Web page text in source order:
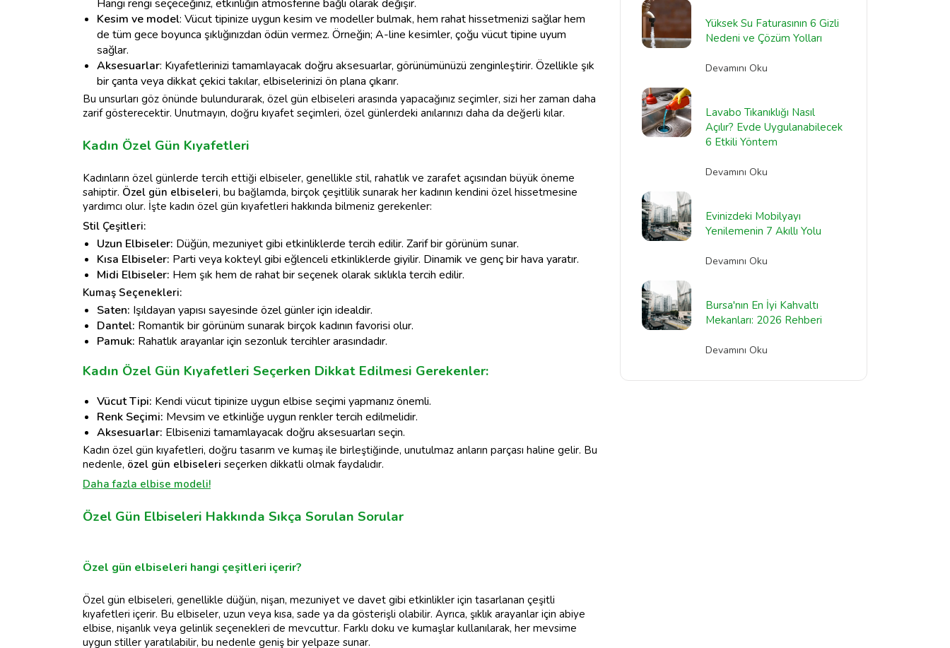
Hangi rengi seçeceğiniz, etkinliğin atmosferine bağlı olarak değişir.
Kesim ve model: Vücut tipinize uygun kesim ve modeller bulmak, hem rahat hissetmenizi sağlar hem
de tüm gece boyunca şıklığınızdan ödün vermez. Örneğin; A-line kesimler, çoğu vücut tipine uyum
sağlar.
Aksesuarlar: Kıyafetlerinizi tamamlayacak doğru aksesuarlar, görünümünüzü zenginleştirir. Özellikle şık
bir çanta veya dikkat çekici takılar, elbiselerinizi ön plana çıkarır.
Bu unsurları göz önünde bulundurarak, özel gün elbiseleri arasında yapacağınız seçimler, sizi her zaman daha
zarif gösterecektir. Unutmayın, doğru kıyafet seçimleri, özel günlerdeki anılarınızı daha da değerli kılar.
Kadın Özel Gün Kıyafetleri
Kadınların özel günlerde tercih ettiği elbiseler, genellikle stil, rahatlık ve zarafet açısından büyük öneme
sahiptir. Özel gün elbiseleri, bu bağlamda, birçok çeşitlilik sunarak her kadının kendini özel hissetmesine
yardımcı olur. İşte kadın özel gün kıyafetleri hakkında bilmeniz gerekenler:
Stil Çeşitleri:
Uzun Elbiseler: Düğün, mezuniyet gibi etkinliklerde tercih edilir. Zarif bir görünüm sunar.
Kısa Elbiseler: Parti veya kokteyl gibi eğlenceli etkinliklerde giyilir. Dinamik ve genç bir hava yaratır.
Midi Elbiseler: Hem şık hem de rahat bir seçenek olarak sıklıkla tercih edilir.
Kumaş Seçenekleri:
Saten: Işıldayan yapısı sayesinde özel günler için idealdir.
Dantel: Romantik bir görünüm sunarak birçok kadının favorisi olur.
Pamuk: Rahatlık arayanlar için sezonluk tercihler arasındadır.
Kadın Özel Gün Kıyafetleri Seçerken Dikkat Edilmesi Gerekenler:
Vücut Tipi: Kendi vücut tipinize uygun elbise seçimi yapmanız önemli.
Renk Seçimi: Mevsim ve etkinliğe uygun renkler tercih edilmelidir.
Aksesuarlar: Elbisenizi tamamlayacak doğru aksesuarları seçin.
Kadın özel gün kıyafetleri, doğru tasarım ve kumaş ile birleştiğinde, unutulmaz anların parçası haline gelir. Bu
nedenle, özel gün elbiseleri seçerken dikkatli olmak faydalıdır.
Daha fazla elbise modeli!
Özel Gün Elbiseleri Hakkında Sıkça Sorulan Sorular
Özel gün elbiseleri hangi çeşitleri içerir?
Özel gün elbiseleri, genellikle düğün, nişan, mezuniyet ve davet gibi etkinlikler için tasarlanan çeşitli
kıyafetleri içerir. Bu elbiseler, uzun veya kısa, sade ya da gösterişli olabilir. Ayrıca, şıklık arayanlar için abiye
elbise, nişanlık veya gelinlik seçenekleri de mevcuttur. Farklı doku ve kumaşlar kullanılarak, her mevsime
uygun stiller yaratılabilir, bu nedenle geniş bir yelpaze sunar.
Yüksek Su Faturasının 6 Gizli
Nedeni ve Çözüm Yolları
Devamını Oku
Lavabo Tıkanıklığı Nasıl
Açılır? Evde Uygulanabilecek
6 Etkili Yöntem
Devamını Oku
Evinizdeki Mobilyayı
Yenilemenin 7 Akıllı Yolu
Devamını Oku
Bursa'nın En İyi Kahvaltı
Mekanları: 2026 Rehberi
Devamını Oku